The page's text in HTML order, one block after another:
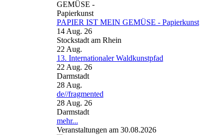
PAPIER IST MEIN GEMÜSE - Papierkunst
14 Aug. 26
Stockstadt am Rhein
22 Aug.
13. Internationaler Waldkunstpfad
22 Aug. 26
Darmstadt
28 Aug.
de//fragmented
28 Aug. 26
Darmstadt
mehr...
Veranstaltungen am 30.08.2026